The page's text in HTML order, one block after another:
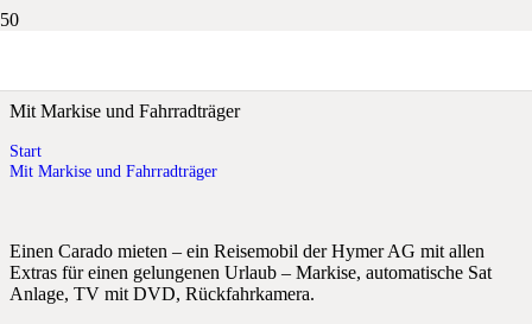
Mit Markise und Fahrradträger
Start
Mit Markise und Fahrradträger
Einen Carado mieten – ein Reisemobil der Hymer AG mit allen
Extras für einen gelungenen Urlaub – Markise, automatische Sat
Anlage, TV mit DVD, Rückfahrkamera.